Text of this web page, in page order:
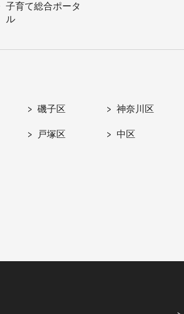
子育て総合ポータ
ル
磯子区 神奈川区
戸塚区 中区